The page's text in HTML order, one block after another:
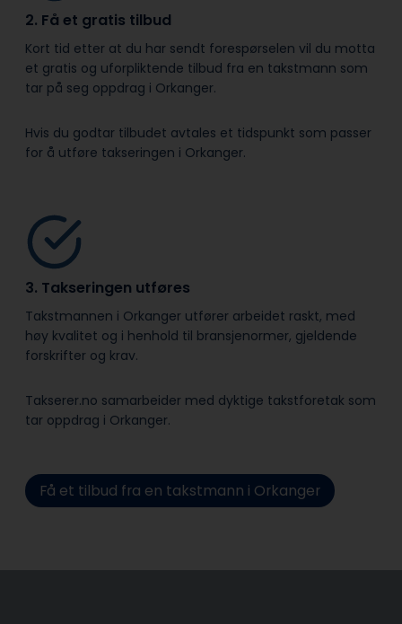
2. Få et gratis tilbud
Kort tid etter at du har sendt forespørselen vil du motta
et gratis og uforpliktende tilbud fra en takstmann som
tar på seg oppdrag i Orkanger.
Hvis du godtar tilbudet avtales et tidspunkt som passer
for å utføre takseringen i Orkanger.
3. Takseringen utføres
Takstmannen i Orkanger utfører arbeidet raskt, med
høy kvalitet og i henhold til bransje­normer, gjeldende
forskrifter og krav.
Takserer.no samarbeider med dyktige takstforetak som
tar oppdrag i Orkanger.
Få et tilbud fra en takstmann i Orkanger